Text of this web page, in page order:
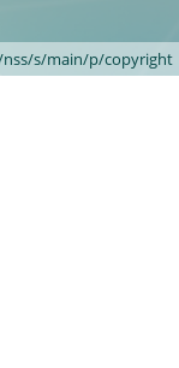
s/main/p/copyright